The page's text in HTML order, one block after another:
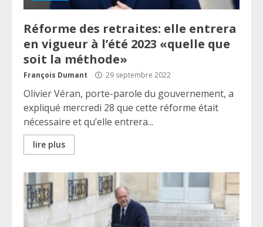
Réforme des retraites: elle entrera
en vigueur à l’été 2023 «quelle que
soit la méthode»
François Dumant 29 septembre 2022
Olivier Véran, porte-parole du gouvernement, a
expliqué mercredi 28 que cette réforme était
nécessaire et qu’elle entrera...
lire plus